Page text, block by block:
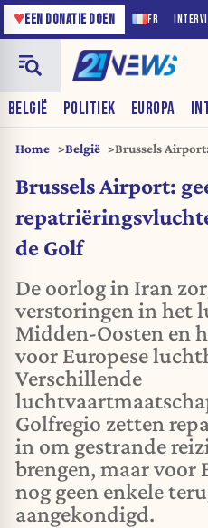
FR
♥EEN DONATIE DOEN
BELGIË POLITIEK EUROPA
Home België
Brussels
Brussels Airport:
de Golf
De oorlog in Iran
verstoringen in het
Midden-Oosten en
voor Europese
Verschillende
Golfregio zetten
in om gestrande
brengen, maar voor
nog geen enkele
aangekondigd.